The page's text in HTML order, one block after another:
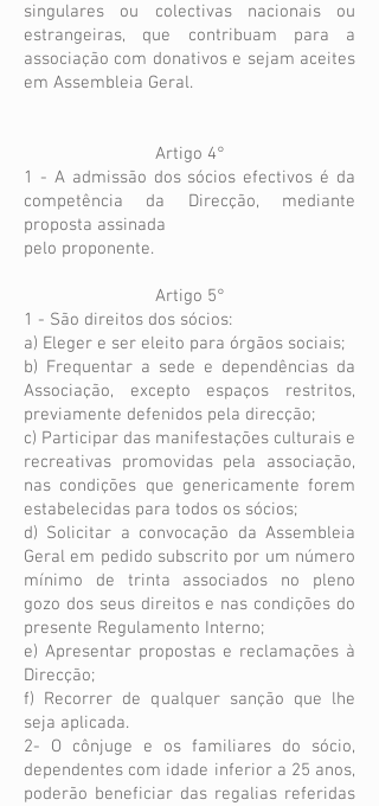
singulares ou colectivas nacionais ou
estrangeiras, que contribuam para a
associação com donativos e sejam aceites
em Assembleia Geral.
Artigo 4°
1 - A admissão dos sócios efectivos é da
competência da Direcção, mediante
proposta assinada
pelo proponente.
Artigo 5°
1 - São direitos dos sócios:
a) Eleger e ser eleito para órgãos sociais;
b) Frequentar a sede e dependências da
Associação, excepto espaços restritos,
previamente defenidos pela direcção;
c) Participar das manifestações culturais e
recreativas promovidas pela associação,
nas condições que genericamente forem
estabelecidas para todos os sócios;
d) Solicitar a convocação da Assembleia
Geral em pedido subscrito por um número
mínimo de trinta associados no pleno
gozo dos seus direitos e nas condições do
presente Regulamento Interno;
e) Apresentar propostas e reclamações à
Direcção;
f) Recorrer de qualquer sanção que lhe
seja aplicada.
2- O cônjuge e os familiares do sócio,
dependentes com idade inferior a 25 anos,
poderão beneficiar das regalias referidas